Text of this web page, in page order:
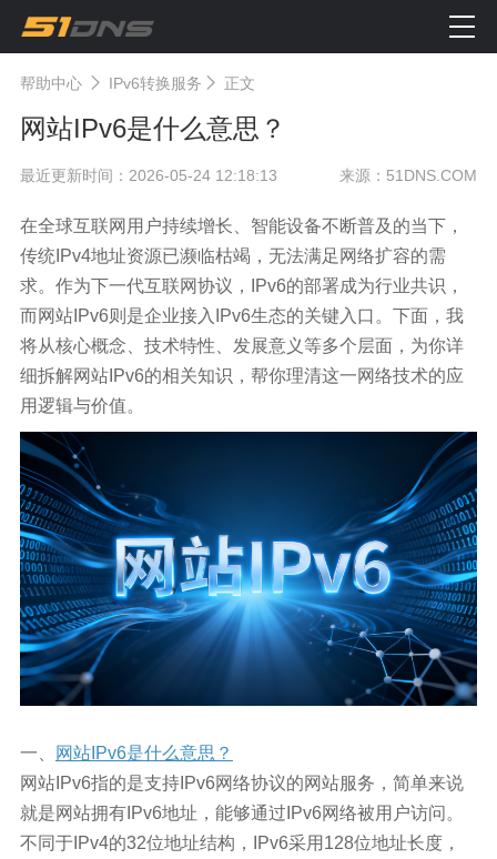
帮助中心 IPv6转换服务 正文
网站IPv6是什么意思？
最近更新时间：2026-05-24 12:18:13 来源：51DNS.COM
在全球互联网用户持续增长、智能设备不断普及的当下，
传统IPv4地址资源已濒临枯竭，无法满足网络扩容的需
求。作为下一代互联网协议，IPv6的部署成为行业共识，
而网站IPv6则是企业接入IPv6生态的关键入口。下面，我
将从核心概念、技术特性、发展意义等多个层面，为你详
细拆解网站IPv6的相关知识，帮你理清这一网络技术的应
用逻辑与价值。
一、
网站IPv6是什么意思？
网站IPv6指的是支持IPv6网络协议的网站服务，简单来说
就是网站拥有IPv6地址，能够通过IPv6网络被用户访问。
不同于IPv4的32位地址结构，IPv6采用128位地址长度，